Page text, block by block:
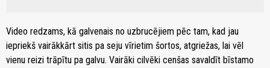
Video redzams, kā galvenais no uzbrucējiem pēc tam, kad jau
iepriekš vairākkārt sitis pa seju vīrietim šortos, atgriežas, lai vēl
vienu reizi trāpītu pa galvu. Vairāki cilvēki cenšas savaldīt bīstamo